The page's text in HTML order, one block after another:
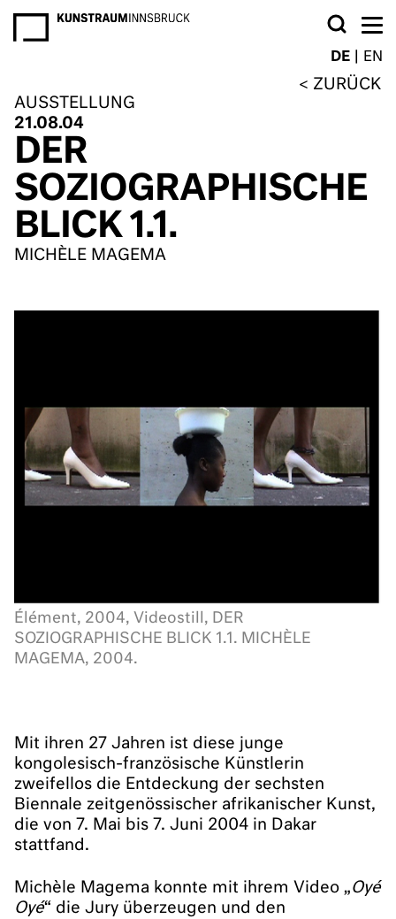
DE EN
ZURÜCK
AUSSTELLUNG
21.08.04
DER
SOZIOGRAPHISCHE
BLICK 1.1.
MICHÈLE MAGEMA
Élément, 2004, Videostill, DER
SOZIOGRAPHISCHE BLICK 1.1. MICHÈLE
MAGEMA, 2004.
Mit ihren 27 Jahren ist diese junge
kongolesisch-französische Künstlerin
zweifellos die Entdeckung der sechsten
Biennale zeitgenössischer afrikanischer Kunst,
die von 7. Mai bis 7. Juni 2004 in Dakar
stattfand.
Michèle Magema konnte mit ihrem Video „Oyé
Oyé“ die Jury überzeugen und den